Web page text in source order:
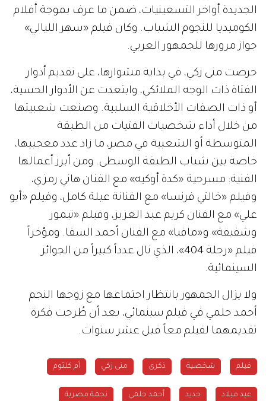
الجديدة أواخر التسعينيات، ضمن ما عرف بموجة أفلام
الكوميديا للنجوم الشباب. وكان فيلم «سهر الليالي»
جواز مرورها للجمهور العربي.
حرصت منى زكي، في بداية مشوارها، على تقديم أدوار
الفتاة ذات الوجه الملائكي، وابتعدت عن الأدوار الحسية،
أو ذات الصفات الأخلاقية السلبية. وصنعت شعبيتها
من خلال أداء شخصيات الفتيات من الطبقة
المتوسطة أو الشعبية في مصر، ما زاد عدد معجبيها،
خاصة بين شباب الطبقة الوسطى. ومن أبرز أعمالها
الفنية: مسرحية «كدة أوكيه» مع الفنان هاني رمزي،
وفيلم «خالتي فرنسا» مع الفنانة عبلة كامل، وفيلم «أبو
علي» مع الفنان كريم عبد العزيز، وفيلم «تيمور
وشفيقة» و«مافيا» مع الفنان أحمد السقا. ومؤخراً
فيلم «رحلة 404»، الذي نال عدداً كبيراً من الجوائز
السينمائية.
ولا يزال الجمهور بانتظار اجتماعها مع زوجها النجم
أحمد حلمي في فيلم سينمائي، بعد أن طُرحت فكرة
تقديمهما لفيلم معاً قبل عشر سنوات.
فيلم شخصية ذكرى منى زكي أم كلثوم
عيد ميلاد جديد أحمد حلمي نجمة مصرية